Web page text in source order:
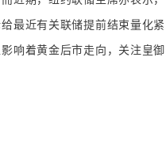
最近有关联储提前结束量化紧
响着黄金后市走向，关注皇御